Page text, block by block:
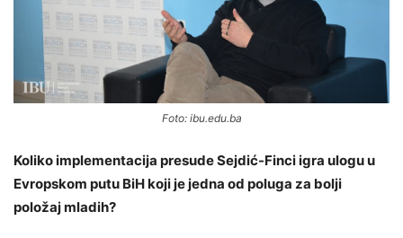
Foto: ibu.edu.ba
Koliko implementacija presude Sejdić-Finci igra ulogu u
Evropskom putu BiH koji je jedna od poluga za bolji
položaj mladih?